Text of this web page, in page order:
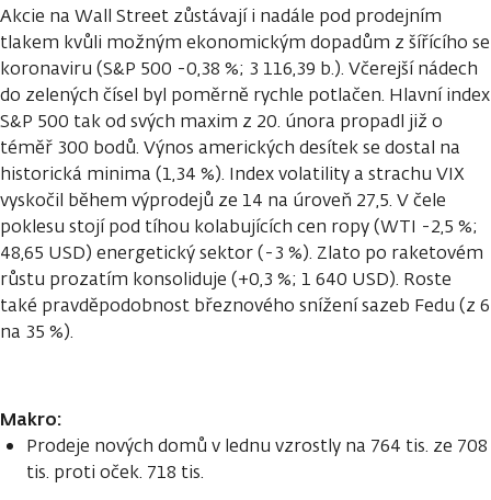
Akcie na Wall Street zůstávají i nadále pod prodejním
tlakem kvůli možným ekonomickým dopadům z šířícího se
koronaviru (S&P 500 -0,38 %; 3 116,39 b.). Včerejší nádech
do zelených čísel byl poměrně rychle potlačen. Hlavní index
S&P 500 tak od svých maxim z 20. února propadl již o
téměř 300 bodů. Výnos amerických desítek se dostal na
historická minima (1,34 %). Index volatility a strachu VIX
vyskočil během výprodejů ze 14 na úroveň 27,5. V čele
poklesu stojí pod tíhou kolabujících cen ropy (WTI -2,5 %;
48,65 USD) energetický sektor (-3 %). Zlato po raketovém
růstu prozatím konsoliduje (+0,3 %; 1 640 USD). Roste
také pravděpodobnost březnového snížení sazeb Fedu (z 6
na 35 %).
Makro:
Prodeje nových domů v lednu vzrostly na 764 tis. ze 708
tis. proti oček. 718 tis.